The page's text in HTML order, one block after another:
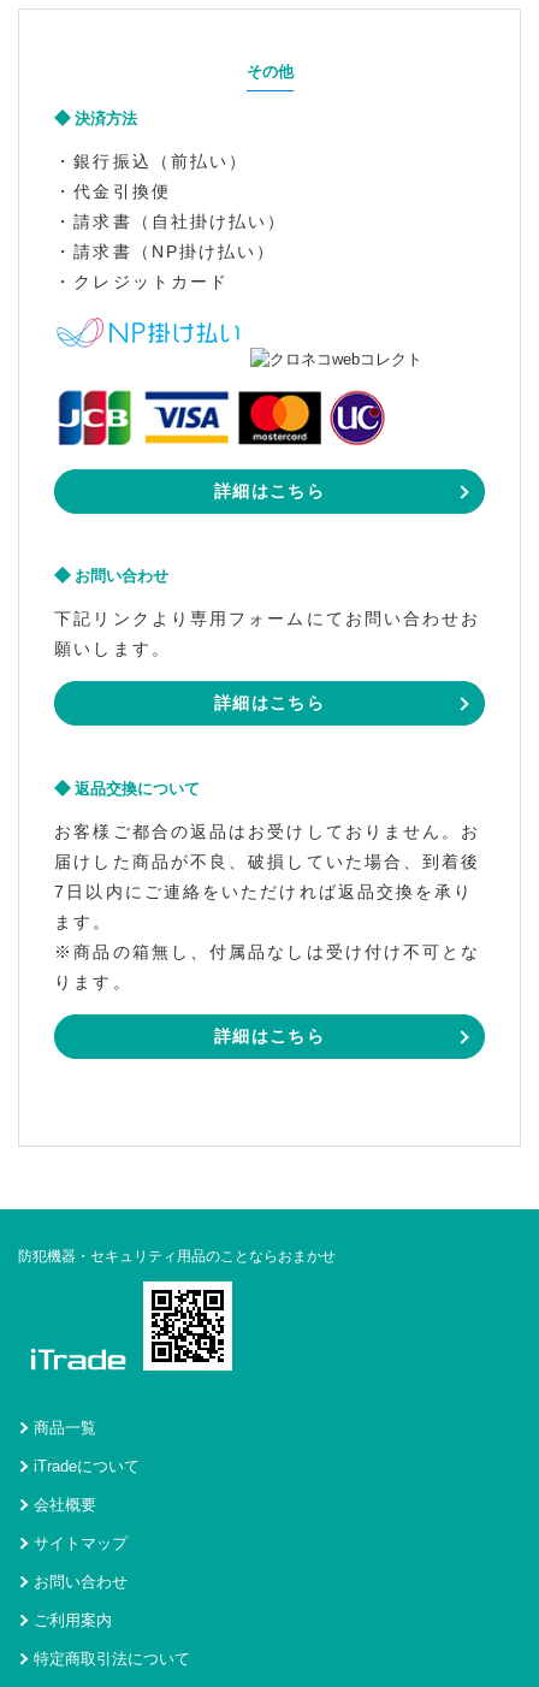
その他
決済方法
・銀行振込（前払い）
・代金引換便
・請求書（自社掛け払い）
・請求書（NP掛け払い）
・クレジットカード
詳細はこちら
お問い合わせ
下記リンクより専用フォームにてお問い合わせお
願いします。
詳細はこちら
返品交換について
お客様ご都合の返品はお受けしておりません。お
届けした商品が不良、破損していた場合、到着後
7日以内にご連絡をいただければ返品交換を承り
ます。
※商品の箱無し、付属品なしは受け付け不可とな
ります。
詳細はこちら
防犯機器・セキュリティ用品のことならおまかせ
商品一覧
iTradeについて
会社概要
サイトマップ
お問い合わせ
ご利用案内
特定商取引法について